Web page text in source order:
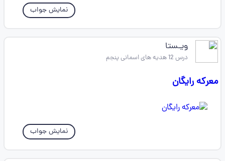
نمایش جواب
ویـستا
درس 12 هدیه های اسمانی پنجم
معرکه رایگان
نمایش جواب